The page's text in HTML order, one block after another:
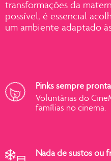
transformações da
possível, é essencial
um ambiente adaptado
Pinks sempre
Voluntárias do
famílias no cinema.
Nada de sustos ou